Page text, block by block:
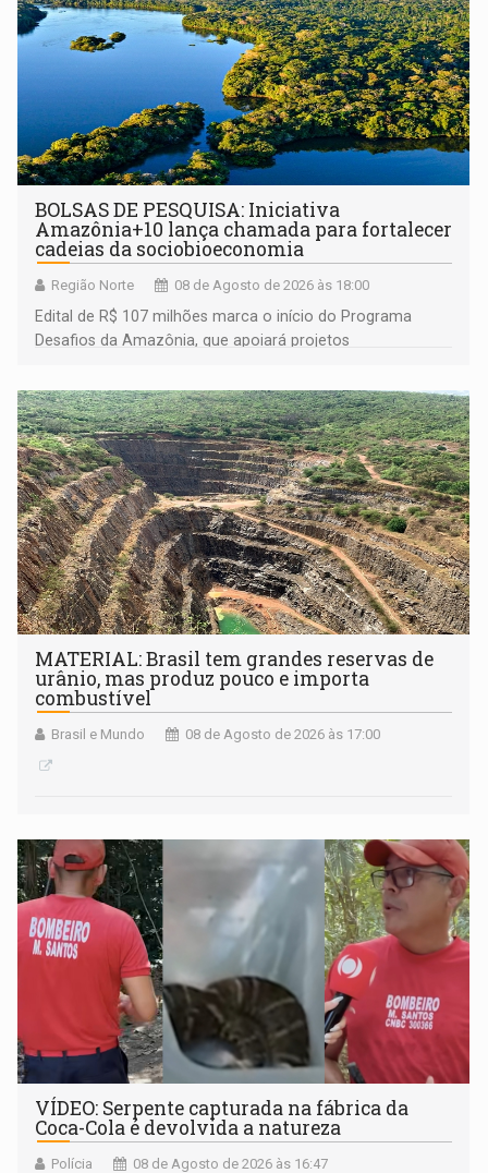
BOLSAS DE PESQUISA: Iniciativa
Amazônia+10 lança chamada para fortalecer
cadeias da sociobioeconomia
Região Norte 08 de Agosto de 2026 às 18:00
Edital de R$ 107 milhões marca o início do Programa
Desafios da Amazônia, que apoiará projetos
submissão de pré-propostas poderá ser feita até 1º de
setembro
MATERIAL: Brasil tem grandes reservas de
urânio, mas produz pouco e importa
combustível
Brasil e Mundo 08 de Agosto de 2026 às 17:00
VÍDEO: Serpente capturada na fábrica da
Coca-Cola é devolvida a natureza
Polícia 08 de Agosto de 2026 às 16:47